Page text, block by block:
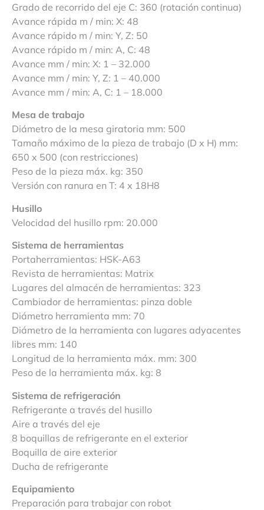
Grado de recorrido del eje C: 360 (rotación continua)
Avance rápida m / min: X: 48
Avance rápido m / min: Y, Z: 50
Avance rápido m / min: A, C: 48
Avance mm / min: X: 1 – 32.000
Avance mm / min: Y, Z: 1 – 40.000
Avance mm / min: A, C: 1 – 18.000
Mesa de trabajo
Diámetro de la mesa giratoria mm: 500
Tamaño máximo de la pieza de trabajo (D x H) mm:
650 x 500 (con restricciones)
Peso de la pieza máx. kg: 350
Versión con ranura en T: 4 x 18H8
Husillo
Velocidad del husillo rpm: 20.000
Sistema de herramientas
Portaherramientas: HSK-A63
Revista de herramientas: Matrix
Lugares del almacén de herramientas: 323
Cambiador de herramientas: pinza doble
Diámetro herramienta mm: 70
Diámetro de la herramienta con lugares adyacentes
libres mm: 140
Longitud de la herramienta máx. mm: 300
Peso de la herramienta máx. kg: 8
Sistema de refrigeración
Refrigerante a través del husillo
Aire a través del eje
8 boquillas de refrigerante en el exterior
Boquilla de aire exterior
Ducha de refrigerante
Equipamiento
Preparación para trabajar con robot